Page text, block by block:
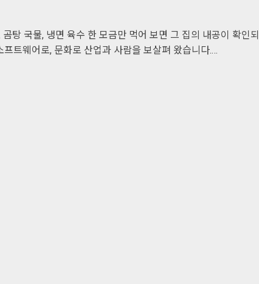
탕 국물, 냉면 육수 한 모금만 먹어 보면 그 집의 내공이 확인되
트웨어로, 문화로 산업과 사람을 보살펴 왔습니다.…